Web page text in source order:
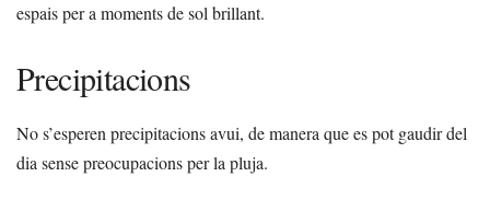
espais per a moments de sol brillant.
Precipitacions
No s’esperen precipitacions avui, de manera que es pot gaudir del
dia sense preocupacions per la pluja.